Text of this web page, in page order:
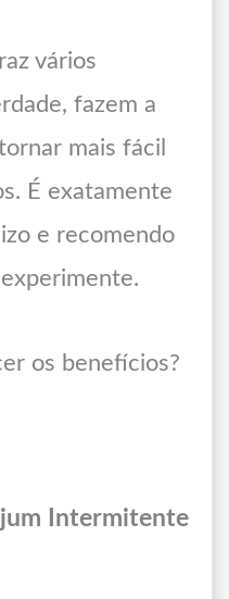
vários
fazem a
mais fácil
É exatamente
e recomendo
os benefícios?
Intermitente